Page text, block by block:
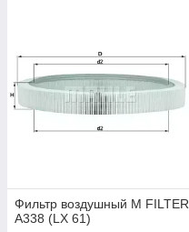
Фильтр воздушный M FILTER
A338 (LX 61)